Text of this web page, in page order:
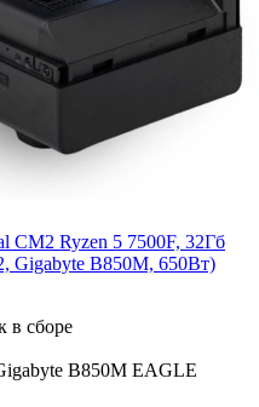
CM2 Ryzen 5 7500F, 32Гб
Gigabyte B850M, 650Вт)
в сборе
B850M EAGLE